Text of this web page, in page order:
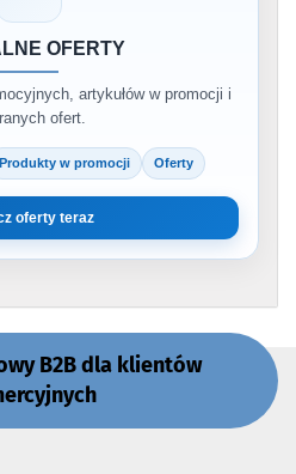
OFERTY
artykułów w promocji i
ofert.
Produkty w promocji Oferty
oferty teraz
B2B dla klientów